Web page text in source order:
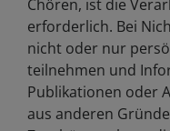
Chören, ist die
erforderlich. Bei
nicht oder nur
teilnehmen und
Publikationen oder
aus anderen